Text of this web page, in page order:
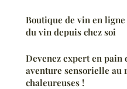
Boutique de vin en
du vin depuis chez soi
Devenez expert en pain
aventure sensorielle au
chaleureuses !